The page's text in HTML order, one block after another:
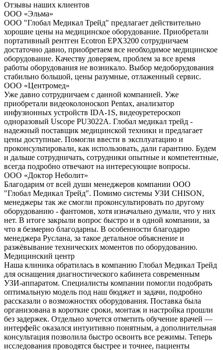
Отзывы наших клиентов
ООО «Эльма»
ООО "Глобал Медикал Трейд" предлагает действительно
хорошие цены на медицинское оборудование. Приобретали
портативный рентген Ecotron EPX3200 сотрудничаем
достаточно давно, приобретаем все необходимое медицинское
оборудование. Качеству доверяем, проблем за все время
работы оборудования не возникало. Выбор медоборудования
стабильно большой, цены разумные, отлаженный сервис.
ООО «Центромед»
Уже давно сотрудничаем с данной компанией. Уже
приобретали видеоколоноскоп Pentax, анализатор
инфузионных устройств IDA-1S, видеоуретероскоп
одноразовый Uscope PU3022A. Глобал медикал трейд -
надежный поставщик медицинской техники и предлагает
цены доступные. Помогли ввести в эксплуатацию и
проконсультировали, как использовать, дали гарантию. Будем
и дальше сотрудничать, сотрудники опытные и компетентные,
всегда подробно отвечают на интересующие вопросы.
ООО «Доктор Неболит»
Благодарим от всей души менеджеров компании ООО
"Глобал Медикал Трейд". Помимо системы УЗИ CHISON,
менеджеры так же смогли проконсультировать по другому
оборудованию - фантомов, хотя изначально думали, что у них
нет. В итоге закрыли вопрос быстро и в одной компании, за
что я безмерно благодарны. В особенности благодарю
менеджера Руслана, за такое детальное объяснение и
разжёвывание технических моментов по оборудованию.
Медицинский центр
Наша клиника обратилась в компанию Глобал Медикал Трейд
для оснащения диагностического кабинета современным
УЗИ-аппаратом. Специалисты компании помогли подобрать
оптимальную модель под наш бюджет и задачи, подробно
рассказали о возможностях оборудования. Поставка была
организована в короткие сроки, монтаж и настройка прошли
без задержек. Отдельно хочется отметить обучение врачей —
интерфейс оказался интуитивно понятным, а дополнительная
консультация позволила быстро освоить все режимы. Теперь
исследования проводятся быстрее и точнее, пациенты